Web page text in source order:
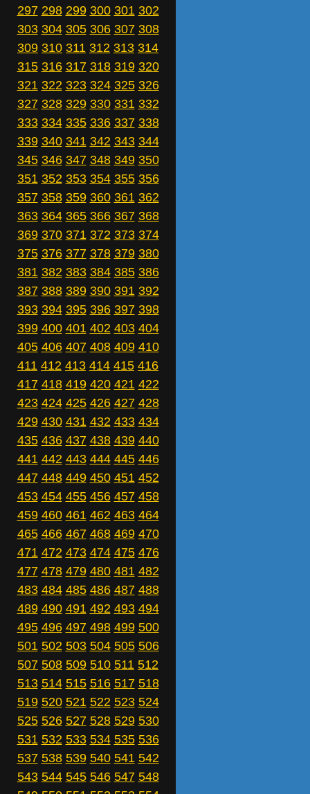
297 298 299 300 301 302
303 304 305 306 307 308
309 310 311 312 313 314
315 316 317 318 319 320
321 322 323 324 325 326
327 328 329 330 331 332
333 334 335 336 337 338
339 340 341 342 343 344
345 346 347 348 349 350
351 352 353 354 355 356
357 358 359 360 361 362
363 364 365 366 367 368
369 370 371 372 373 374
375 376 377 378 379 380
381 382 383 384 385 386
387 388 389 390 391 392
393 394 395 396 397 398
399 400 401 402 403 404
405 406 407 408 409 410
411 412 413 414 415 416
417 418 419 420 421 422
423 424 425 426 427 428
429 430 431 432 433 434
435 436 437 438 439 440
441 442 443 444 445 446
447 448 449 450 451 452
453 454 455 456 457 458
459 460 461 462 463 464
465 466 467 468 469 470
471 472 473 474 475 476
477 478 479 480 481 482
483 484 485 486 487 488
489 490 491 492 493 494
495 496 497 498 499 500
501 502 503 504 505 506
507 508 509 510 511 512
513 514 515 516 517 518
519 520 521 522 523 524
525 526 527 528 529 530
531 532 533 534 535 536
537 538 539 540 541 542
543 544 545 546 547 548